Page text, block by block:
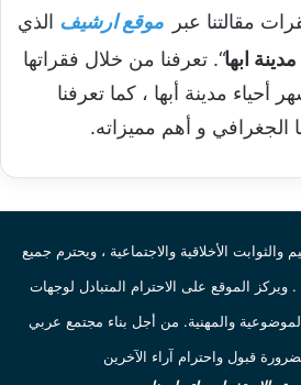
مقالتنا عبر
موقع ارشيف الذي
مدينة ابها“. تعرفنا من خلال فقراتها
أحياء مدينة أبها ، كما تعرفنا
الجغرافي و أهم مميزاته.
والثوابت الأخلاقية والاجتماعية ، ويحترم جميع
. ويركز الموقع على الاحترام المتبادل لوجهات
والمهنية. من أجل بناء مجتمع عربي
قبول واحترام آراء الآخرين